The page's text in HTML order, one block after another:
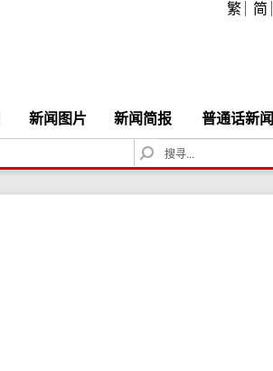
繁 简
新闻图片 新闻简报 普通话新闻
S
e